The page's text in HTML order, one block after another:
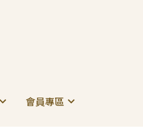
會員專區
會員專區